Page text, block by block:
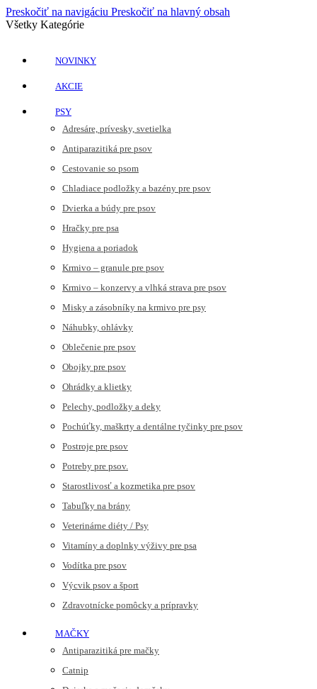
Preskočiť na navigáciu Preskočiť na hlavný obsah
Všetky Kategórie
NOVINKY
AKCIE
PSY
Adresáre, prívesky, svetielka
Antiparazitiká pre psov
Cestovanie so psom
Chladiace podložky a bazény pre psov
Dvierka a búdy pre psov
Hračky pre psa
Hygiena a poriadok
Krmivo – granule pre psov
Krmivo – konzervy a vlhká strava pre psov
Misky a zásobníky na krmivo pre psy
Náhubky, ohlávky
Oblečenie pre psov
Obojky pre psov
Ohrádky a klietky
Pelechy, podložky a deky
Pochúťky, maškrty a dentálne tyčinky pre psov
Postroje pre psov
Potreby pre psov.
Starostlivosť a kozmetika pre psov
Tabuľky na brány
Veterinárne diéty / Psy
Vitamíny a doplnky výživy pre psa
Vodítka pre psov
Výcvik psov a šport
Zdravotnícke pomôcky a prípravky
MAČKY
Antiparazitiká pre mačky
Catnip